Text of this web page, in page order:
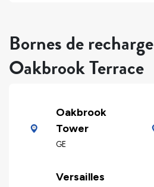
Bornes de
Oakbrook Terrace
Oakbrook
Tower
GE
Versailles